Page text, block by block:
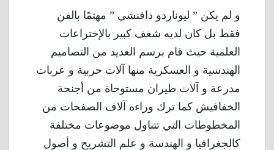
و لم يكن ” ليوناردو دافنشي ” مهتمًا بالفن
فقط بل كان لديه شغف كبير بالإختراعات
العلمية حيث قام برسم العديد من التصاميم
الهندسية و العسكرية منها آلات حربية و عربات
مدرعة و آلات طيران مستوحاة من أجنحة
الخفافيش كما ترك وراءه آلاف الصفحات من
المخطوطات التي تتناول موضوعات مختلفة
كالجغرافيا و الهندسة و علم التشريح و أصول